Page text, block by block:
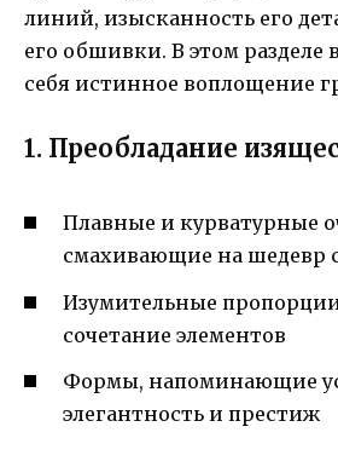
линий, изысканность его
его обшивки. В этом разделе
себя истинное воплощение
1. Преобладание
Плавные и курватурные
смахивающие на шедевр
Изумительные
сочетание элементов
Формы, напоминающие
элегантность и престиж